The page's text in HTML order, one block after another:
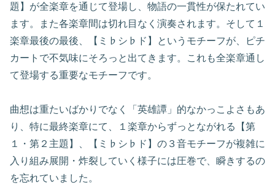
題】が全楽章を通じて登場し、物語の一貫性が保たれてい
ます。また各楽章間は切れ目なく演奏されます。そして１
楽章最後の最後、【ミ♭シ♭ド】というモチーフが、ピチ
カートで不気味にそろっと出てきます。これも全楽章通し
て登場する重要なモチーフです。
曲想は重たいばかりでなく「英雄譚」的なかっこよさもあ
り、特に最終楽章にて、１楽章からずっとながれる【第
１・第２主題】、【ミ♭シ♭ド】の３音モチーフが複雑に
入り組み展開・炸裂していく様子には圧巻で、瞬きするの
を忘れていました。